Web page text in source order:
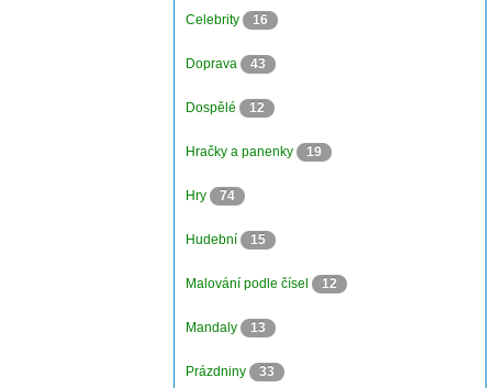
Celebrity 16
Doprava 43
Dospělé 12
Hračky a panenky 19
Hry 74
Hudební 15
Malování podle čísel 12
Mandaly 13
Prázdniny 33